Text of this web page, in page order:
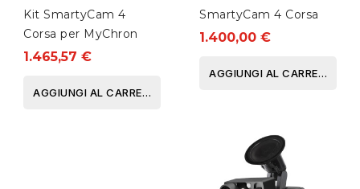
Kit SmartyCam 4
Corsa per MyChron
1.465,57 €
AGGIUNGI AL CARRELLO
SmartyCam 4 Corsa
1.400,00 €
AGGIUNGI AL CARRELLO